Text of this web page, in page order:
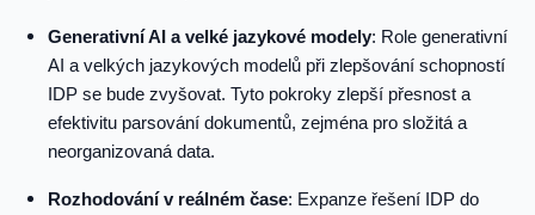
Generativní AI a velké jazykové modely: Role generativní
AI a velkých jazykových modelů při zlepšování schopností
IDP se bude zvyšovat. Tyto pokroky zlepší přesnost a
efektivitu parsování dokumentů, zejména pro složitá a
neorganizovaná data.
Rozhodování v reálném čase: Expanze řešení IDP do